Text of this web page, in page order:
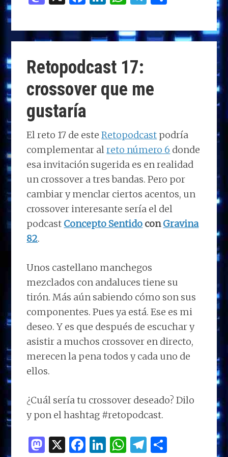
to
d
o
n
ce
b
o
o
k
k
e
dI
n
at
s
A
p
p
e
g
m
p
Retopodcast 17:
crossover que me
gustaría
El reto 17 de esteRetopodcast podría
complementar alreto número 6 donde
esa invitación sugerida es en realidad
un crossover a tres bandas. Pero por
cambiar y menclar ciertos acentos, un
crossover interesante sería el del
podcast Concepto Sentido conGravina
82.
Unos castellano manchegos
mezclados con andaluces tiene su
tirón. Más aún sabiendo cómo son sus
componentes. Pues ya está. Ese es mi
deseo. Y es que después de escuchar y
asistir a muchos crossover en directo,
merecen la pena todos y cada uno de
ellos.
¿Cuál sería tu crossover deseado? Dilo
y pon el hashtag #retopodcast.
M X F
Li W T